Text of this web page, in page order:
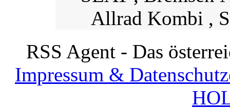
Allrad Kombi ,
RSS Agent - Das
Impressum &